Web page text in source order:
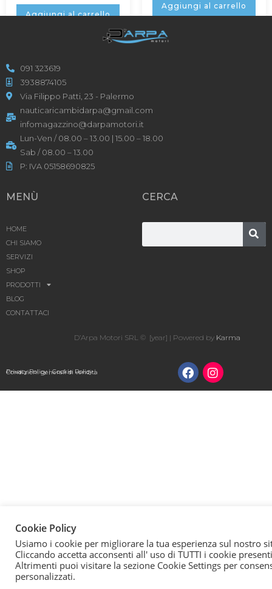
Aggiungi al carrello
Aggiungi al carrello
091 323619
3938874105
Via Filippo Patti, 23 - Palermo
nauticaricambidarpa@gmail.com
infomagazzino@darpamotori.it
Lun-Ven / 08.00 – 13.00 | 15.00 – 18.00
Sab / 08.00 – 13.00
P: IVA 05158690825
MENÙ
HOME
CHI SIAMO
SERVIZI
SHOP
PRODOTTI
BLOG
CONTATTACI
CERCA
D’Arpa Motori SRL © [year] | Powered by Karma
Privacy Policy|Cookie Policy|
Condizioni generali di vendita
Cookie Policy
Usiamo i cookie per migliorare la tua esperienza sul nostro
Cliccando accetta acconsenti all' uso di TUTTI i cookie
Altrimenti puoi visitare la sezione Cookie Settings per
personalizzati.